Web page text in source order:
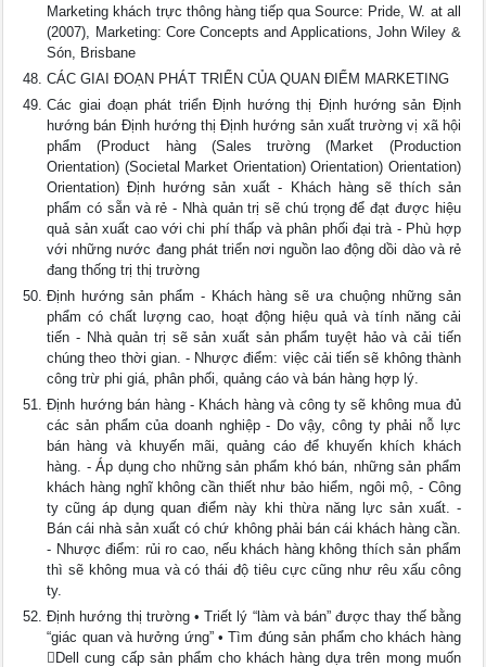
Marketing khách trực thông hàng tiếp qua Source: Pride, W. at all
(2007), Marketing: Core Concepts and Applications, John Wiley &
Són, Brisbane
CÁC GIAI ĐOẠN PHÁT TRIỂN CỦA QUAN ĐIỂM MARKETING
Các giai đoạn phát triển Định hướng thị Định hướng sản Định
hướng bán Định hướng thị Định hướng sản xuất trường vị xã hội
phẩm (Product hàng (Sales trường (Market (Production
Orientation) (Societal Market Orientation) Orientation) Orientation)
Orientation) Định hướng sản xuất - Khách hàng sẽ thích sản
phẩm có sẵn và rẻ - Nhà quản trị sẽ chú trọng để đạt được hiệu
quả sản xuất cao với chi phí thấp và phân phối đại trà - Phù hợp
với những nước đang phát triển nơi nguồn lao động dồi dào và rẻ
đang thống trị thị trường
Định hướng sản phẩm - Khách hàng sẽ ưa chuộng những sản
phẩm có chất lượng cao, hoạt động hiệu quả và tính năng cải
tiến - Nhà quản trị sẽ sản xuất sản phẩm tuyệt hảo và cải tiến
chúng theo thời gian. - Nhược điểm: việc cải tiến sẽ không thành
công trừ phi giá, phân phối, quảng cáo và bán hàng hợp lý.
Định hướng bán hàng - Khách hàng và công ty sẽ không mua đủ
các sản phẩm của doanh nghiệp - Do vậy, công ty phải nỗ lực
bán hàng và khuyến mãi, quảng cáo để khuyến khích khách
hàng. - Áp dụng cho những sản phẩm khó bán, những sản phẩm
khách hàng nghĩ không cần thiết như bảo hiểm, ngôi mộ, - Công
ty cũng áp dụng quan điểm này khi thừa năng lực sản xuất. -
Bán cái nhà sản xuất có chứ không phải bán cái khách hàng cần.
- Nhược điểm: rủi ro cao, nếu khách hàng không thích sản phẩm
thì sẽ không mua và có thái độ tiêu cực cũng như rêu xấu công
ty.
Định hướng thị trường • Triết lý “làm và bán” được thay thế bằng
“giác quan và hưởng ứng” • Tìm đúng sản phẩm cho khách hàng
Dell cung cấp sản phẩm cho khách hàng dựa trên mong muốn